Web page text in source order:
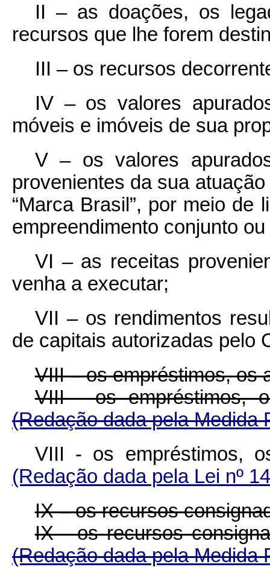
II – as doações, os
recursos que lhe forem
III – os recursos
IV – os valores
móveis e imóveis de sua
V – os valores
provenientes da sua
“Marca Brasil”, por meio
empreendimento conjunto
VI – as receitas
venha a executar;
VII – os rendimentos
de capitais autorizadas pelo
VIII – os empréstimos, os
VIII - os
(Redação dada pela Medida
VIII - os empréstimos,
(Redação dada pela Lei nº
IX – os recursos
IX - os recursos
(Redação dada pela Medida